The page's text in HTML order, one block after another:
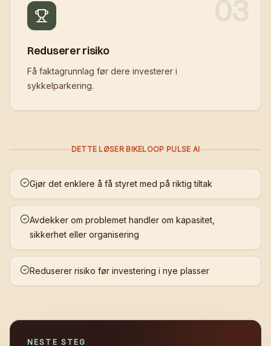
Reduserer risiko
Få faktagrunnlag før dere investerer i
sykkelparkering.
DETTE LØSER BIKELOOP PULSE AI
Gjør det enklere å få styret med på riktig tiltak
Avdekker om problemet handler om kapasitet,
sikkerhet eller organisering
Reduserer risiko før investering i nye plasser
NESTE STEG